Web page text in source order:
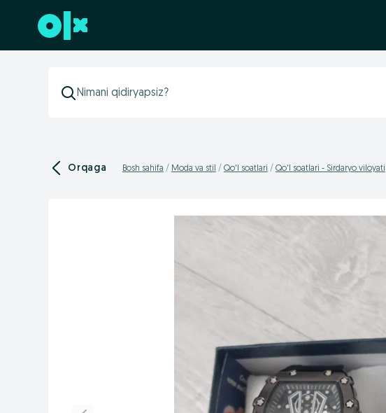
Futerga oʻtish
Orqaga Bosh sahifa Moda va stil Qo'l soatlari Qo'l soatlari - Sirdaryo viloyati